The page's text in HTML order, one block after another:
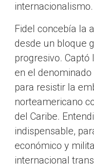
internacionalismo.
Fidel concebía la
desde un bloque
progresivo.
en el
para resistir la
norteamericano
del Caribe.
indispensable,
económico y
internacional